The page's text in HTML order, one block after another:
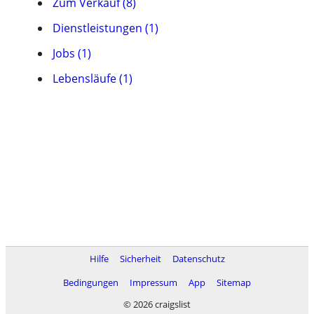
Dienstleistungen (1)
Jobs (1)
Lebensläufe (1)
Hilfe Sicherheit
Datenschutz
Bedingungen
Impressum App
Sitemap
© 2026 craigslist